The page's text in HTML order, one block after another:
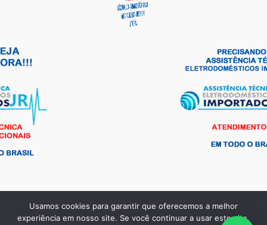
Copyright © 2026 Andrade Frio Peças para Eletrodomésticos |
Usamos cookies para garantir que oferecemos a melhor
experiência em nosso site. Se você continuar a usar este site,